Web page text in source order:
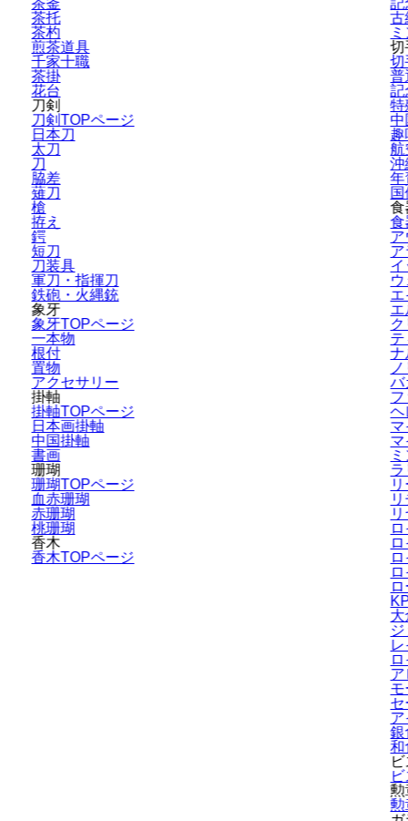
茶托
茶杓
煎茶道具
千家十職
茶掛
花台
刀剣
刀剣TOPページ
日本刀
太刀
刀
脇差
薙刀
槍
拵え
鍔
短刀
刀装具
軍刀・指揮刀
鉄砲・火縄銃
象牙
象牙TOPページ
一本物
根付
置物
アクセサリー
掛軸
掛軸TOPページ
日本画掛軸
中国掛軸
書画
珊瑚
珊瑚TOPページ
血赤珊瑚
赤珊瑚
桃珊瑚
香木
香木TOPページ
古
切
切
普
記
特
中
趣
航
沖
年
食
食
ア
ア
イ
エ
エ
テ
ナ
バ
フ
ヘ
マ
マ
大
ア
モ
セ
ア
銀
和
勲
勲